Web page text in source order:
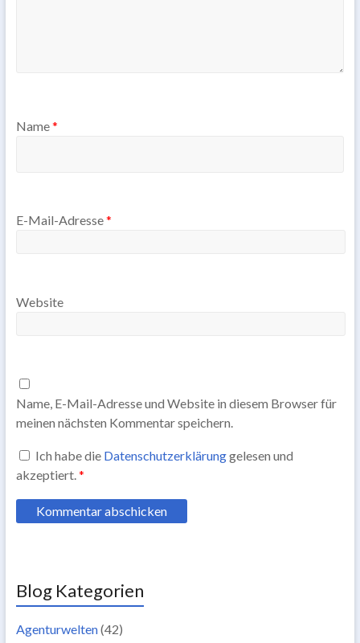
Name*
E-Mail-Adresse*
Website
Name, E-Mail-Adresse und Website in diesem Browser für
meinen nächsten Kommentar speichern.
Ich habe die Datenschutzerklärunggelesen und
akzeptiert.*
Blog Kategorien
Agenturwelten(42)